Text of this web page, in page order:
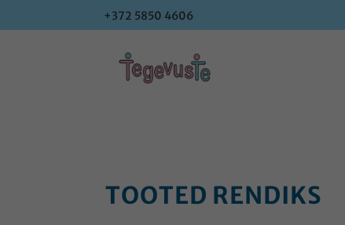
+372 5850 4606
+372 5850 4606
TOOTED RENDIKS